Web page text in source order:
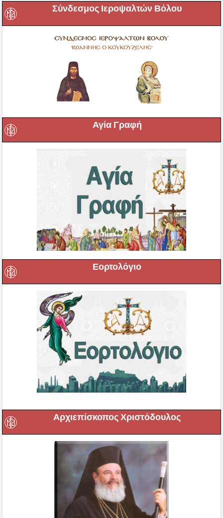
Σύνδεσμος Ιεροψαλτών Βόλου
Αγία Γραφή
Εορτολόγιο
Αρχιεπίσκοπος Χριστόδουλος